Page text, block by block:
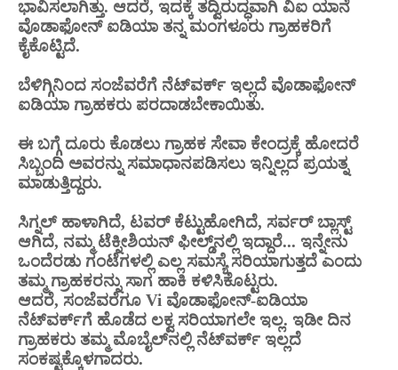
ಭಾವಿಸಲಾಗಿತ್ತು. ಆದರೆ, ಇದಕ್ಕೆ ತದ್ವಿರುದ್ಧವಾಗಿ ವಿಐ ಯಾನೆ
ವೊಡಾಫೋನ್ ಐಡಿಯಾ ತನ್ನ ಮಂಗಳೂರು ಗ್ರಾಹಕರಿಗೆ
ಕೈಕೊಟ್ಟಿದೆ.
ಬೆಳಿಗ್ಗಿನಿಂದ ಸಂಜೆವರೆಗೆ ನೆಟ್‌ವರ್ಕ್ ಇಲ್ಲದೆ ವೊಡಾಫೋನ್
ಐಡಿಯಾ ಗ್ರಾಹಕರು ಪರದಾಡಬೇಕಾಯಿತು.
ಈ ಬಗ್ಗೆ ದೂರು ಕೊಡಲು ಗ್ರಾಹಕ ಸೇವಾ ಕೇಂದ್ರಕ್ಕೆ ಹೋದರೆ
ಸಿಬ್ಬಂದಿ ಅವರನ್ನು ಸಮಾಧಾನಪಡಿಸಲು ಇನ್ನಿಲ್ಲದ ಪ್ರಯತ್ನ
ಮಾಡುತ್ತಿದ್ದರು.
ಸಿಗ್ನಲ್ ಹಾಳಾಗಿದೆ, ಟವರ್ ಕೆಟ್ಟುಹೋಗಿದೆ, ಸರ್ವರ್ ಬ್ಲಾಸ್ಟ್
ಆಗಿದೆ, ನಮ್ಮ ಟೆಕ್ನೀಶಿಯನ್ ಫೀಲ್ಡ್‌ನಲ್ಲಿ ಇದ್ದಾರೆ... ಇನ್ನೇನು
ಒಂದೆರಡು ಗಂಟೆಗಳಲ್ಲಿ ಎಲ್ಲ ಸಮಸ್ಯೆ ಸರಿಯಾಗುತ್ತದೆ ಎಂದು
ತಮ್ಮ ಗ್ರಾಹಕರನ್ನು ಸಾಗ ಹಾಕಿ ಕಳಿಸಿಕೊಟ್ಟರು.
ಆದರೆ, ಸಂಜೆವರೆಗೂ Vi ವೊಡಾಫೋನ್-ಐಡಿಯಾ
ನೆಟ್‌ವರ್ಕ್‌ಗೆ ಹೊಡೆದ ಲಕ್ವ ಸರಿಯಾಗಲೇ ಇಲ್ಲ. ಇಡೀ ದಿನ
ಗ್ರಾಹಕರು ತಮ್ಮ ಮೊಬೈಲ್‌ನಲ್ಲಿ ನೆಟ್‌ವರ್ಕ್‌ ಇಲ್ಲದೆ
ಸಂಕಷ್ಟಕ್ಕೊಳಗಾದರು.